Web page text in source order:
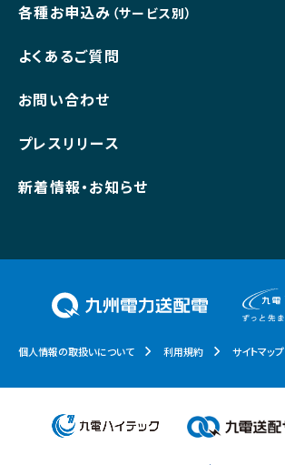
各種お申込み （サービス別）
よくあるご質問
お問い合わせ
プレスリリース
新着情報・お知らせ
個人情報の取扱いについて 利用規約 サイトマップ